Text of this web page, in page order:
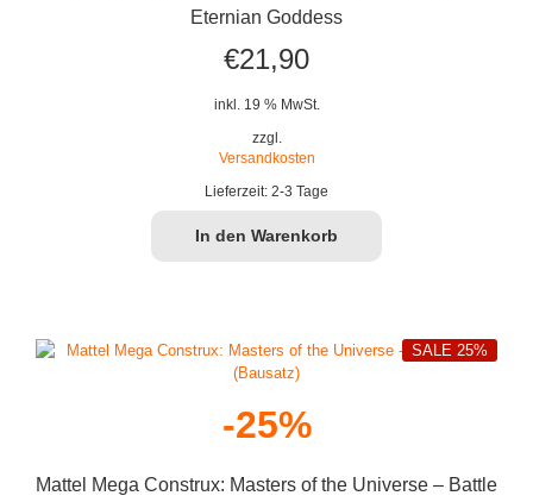
Eternian Goddess
€21,90
inkl. 19 % MwSt.
zzgl.
Versandkosten
Lieferzeit: 2-3 Tage
In den Warenkorb
-25%
Mattel Mega Construx: Masters of the Universe – Battle
SALE 25%